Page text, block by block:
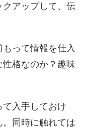
アップして、伝
って情報を仕入
格なのか？趣味
入手しておけ
同時に触れては